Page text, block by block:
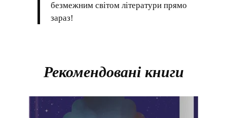
безмежним світом літератури прямо
зараз!
Рекомендовані книги